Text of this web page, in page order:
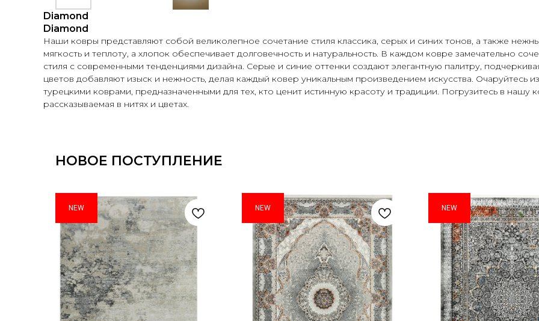
Diamond
Diamond
Наши ковры представляют собой великолепное сочетание стиля классика, серых и синих тонов, а также
мягкость и теплоту, а хлопок обеспечивает долговечность и натуральность. В каждом ковре замечательно
стиля с современными тенденциями дизайна. Серые и синие оттенки создают элегантную палитру,
цветов добавляют изыск и нежность, делая каждый ковер уникальным произведением искусства. Очаруйтесь
турецкими коврами, предназначенными для тех, кто ценит истинную красоту и традиции. Погрузитесь в
рассказываемая в нитях и цветах.
НОВОЕ ПОСТУПЛЕНИЕ
NEW NEW NEW